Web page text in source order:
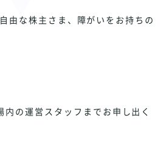
由な株主さま、障がいをお持ちの
の運営スタッフまでお申し出く